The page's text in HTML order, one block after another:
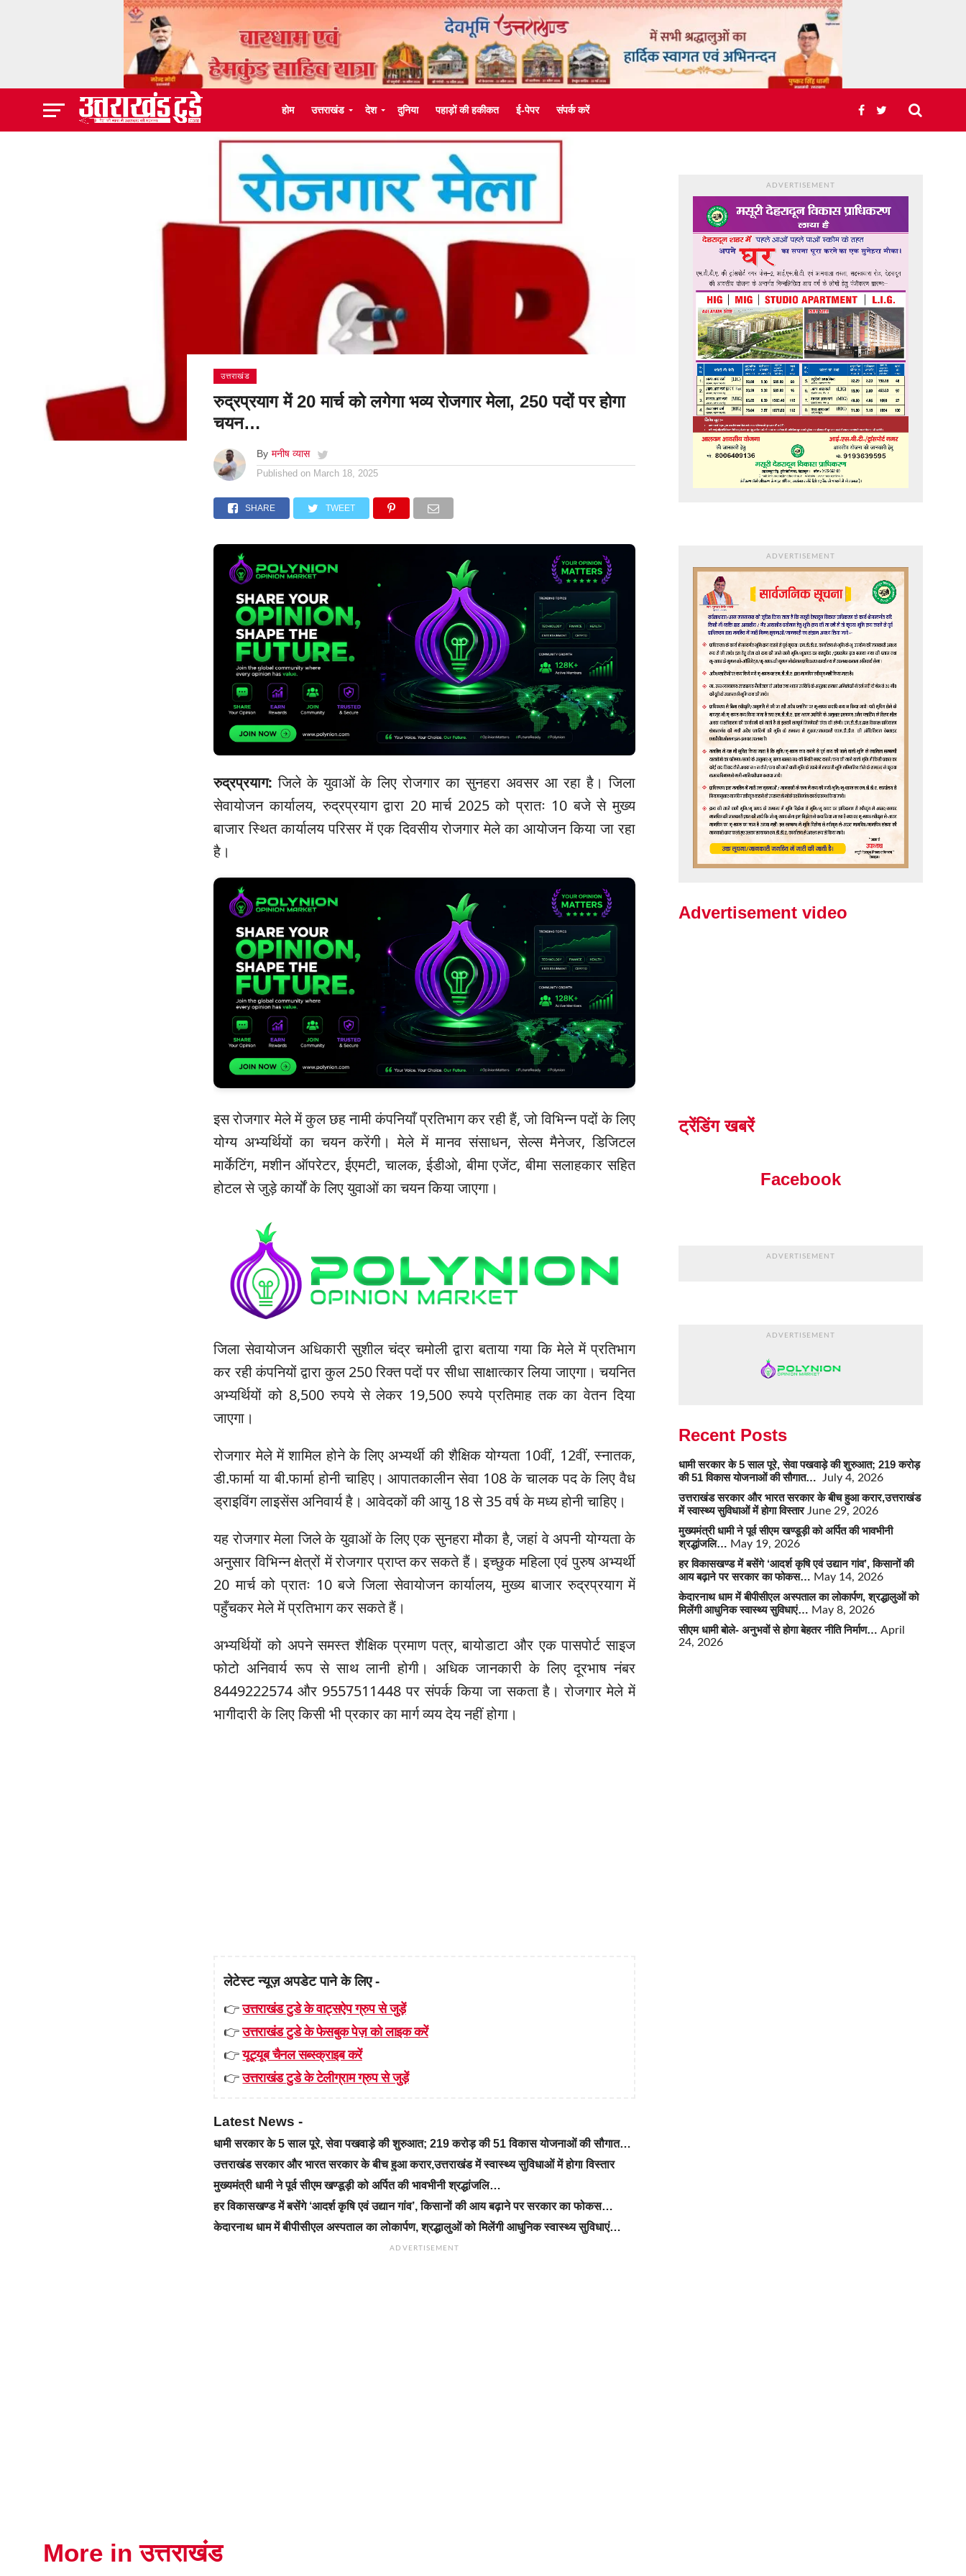
होम उत्तराखंड देश दुनिया पहाड़ों की हकीकत ई-पेपर संपर्क करें
उत्तराखंड
रुद्रप्रयाग में 20 मार्च को लगेगा भव्य रोजगार मेला, 250 पदों पर होगा
चयन…
By मनीष व्यास
Published on March 18, 2025
SHARE TWEET
रुद्रप्रयाग: जिले के युवाओं के लिए रोजगार का सुनहरा अवसर आ रहा है। जिला
सेवायोजन कार्यालय, रुद्रप्रयाग द्वारा 20 मार्च 2025 को प्रातः 10 बजे से मुख्य
बाजार स्थित कार्यालय परिसर में एक दिवसीय रोजगार मेले का आयोजन किया जा रहा
है।
इस रोजगार मेले में कुल छह नामी कंपनियाँ प्रतिभाग कर रही हैं, जो विभिन्न पदों के लिए
योग्य अभ्यर्थियों का चयन करेंगी। मेले में मानव संसाधन, सेल्स मैनेजर, डिजिटल
मार्केटिंग, मशीन ऑपरेटर, ईएमटी, चालक, ईडीओ, बीमा एजेंट, बीमा सलाहकार सहित
होटल से जुड़े कार्यों के लिए युवाओं का चयन किया जाएगा।
जिला सेवायोजन अधिकारी सुशील चंद्र चमोली द्वारा बताया गया कि मेले में प्रतिभाग
कर रही कंपनियों द्वारा कुल 250 रिक्त पदों पर सीधा साक्षात्कार लिया जाएगा। चयनित
अभ्यर्थियों को 8,500 रुपये से लेकर 19,500 रुपये प्रतिमाह तक का वेतन दिया
जाएगा।
रोजगार मेले में शामिल होने के लिए अभ्यर्थी की शैक्षिक योग्यता 10वीं, 12वीं, स्नातक,
डी.फार्मा या बी.फार्मा होनी चाहिए। आपातकालीन सेवा 108 के चालक पद के लिए वैध
ड्राइविंग लाइसेंस अनिवार्य है। आवेदकों की आयु 18 से 35 वर्ष के मध्य होनी चाहिए।
यह रोजगार मेला जिले के युवाओं के लिए एक सुनहरा मौका है, जहां वे अपनी योग्यता के
अनुसार विभिन्न क्षेत्रों में रोजगार प्राप्त कर सकते हैं। इच्छुक महिला एवं पुरुष अभ्यर्थी
20 मार्च को प्रातः 10 बजे जिला सेवायोजन कार्यालय, मुख्य बाजार रुद्रप्रयाग में
पहुँचकर मेले में प्रतिभाग कर सकते हैं।
अभ्यर्थियों को अपने समस्त शैक्षिक प्रमाण पत्र, बायोडाटा और एक पासपोर्ट साइज
फोटो अनिवार्य रूप से साथ लानी होगी। अधिक जानकारी के लिए दूरभाष नंबर
8449222574 और 9557511448 पर संपर्क किया जा सकता है। रोजगार मेले में
भागीदारी के लिए किसी भी प्रकार का मार्ग व्यय देय नहीं होगा।
लेटेस्ट न्यूज़ अपडेट पाने के लिए -
👉उत्तराखंड टुडे के वाट्सऐप ग्रुप से जुड़ें
👉उत्तराखंड टुडे के फेसबुक पेज़ को लाइक करें
👉यूट्यूब चैनल सब्स्क्राइब करें
👉उत्तराखंड टुडे के टेलीग्राम ग्रुप से जुड़ें
Latest News -
धामी सरकार के 5 साल पूरे, सेवा पखवाड़े की शुरुआत; 219 करोड़ की 51 विकास योजनाओं की सौगात…
उत्तराखंड सरकार और भारत सरकार के बीच हुआ करार,उत्तराखंड में स्वास्थ्य सुविधाओं में होगा विस्तार
मुख्यमंत्री धामी ने पूर्व सीएम खण्डूड़ी को अर्पित की भावभीनी श्रद्धांजलि…
हर विकासखण्ड में बसेंगे ‘आदर्श कृषि एवं उद्यान गांव’, किसानों की आय बढ़ाने पर सरकार का फोकस…
केदारनाथ धाम में बीपीसीएल अस्पताल का लोकार्पण, श्रद्धालुओं को मिलेंगी आधुनिक स्वास्थ्य सुविधाएं…
ADVERTISEMENT
More in उत्तराखंड
ADVERTISEMENT
ADVERTISEMENT
Advertisement video
ट्रेंडिंग खबरें
Facebook
ADVERTISEMENT
ADVERTISEMENT
Recent Posts
धामी सरकार के 5 साल पूरे, सेवा पखवाड़े की शुरुआत; 219 करोड़
की 51 विकास योजनाओं की सौगात… July 4, 2026
उत्तराखंड सरकार और भारत सरकार के बीच हुआ करार,उत्तराखंड
में स्वास्थ्य सुविधाओं में होगा विस्तार June 29, 2026
मुख्यमंत्री धामी ने पूर्व सीएम खण्डूड़ी को अर्पित की भावभीनी
श्रद्धांजलि… May 19, 2026
हर विकासखण्ड में बसेंगे ‘आदर्श कृषि एवं उद्यान गांव’, किसानों की
आय बढ़ाने पर सरकार का फोकस… May 14, 2026
केदारनाथ धाम में बीपीसीएल अस्पताल का लोकार्पण, श्रद्धालुओं को
मिलेंगी आधुनिक स्वास्थ्य सुविधाएं… May 8, 2026
सीएम धामी बोले- अनुभवों से होगा बेहतर नीति निर्माण… April
24, 2026